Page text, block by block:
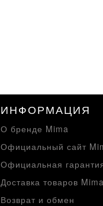
ИНФОРМАЦИЯ
О бренде Mima
Официальный сайт
Официальная
Доставка товаров Mima
Возврат и обмен